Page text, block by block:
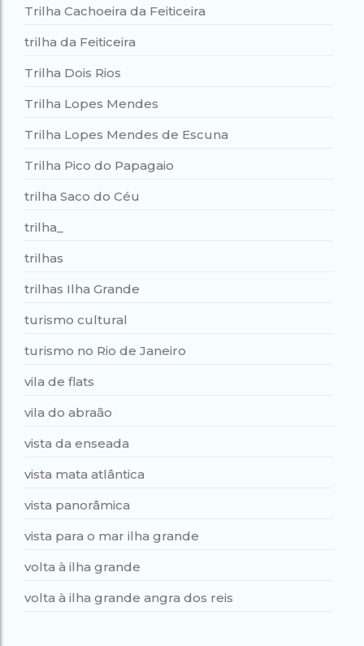
Trilha Cachoeira da Feiticeira
trilha da Feiticeira
Trilha Dois Rios
Trilha Lopes Mendes
Trilha Lopes Mendes de Escuna
Trilha Pico do Papagaio
trilha Saco do Céu
trilha_
trilhas
trilhas Ilha Grande
turismo cultural
turismo no Rio de Janeiro
vila de flats
vila do abraão
vista da enseada
vista mata atlântica
vista panorâmica
vista para o mar ilha grande
volta à ilha grande
volta à ilha grande angra dos reis